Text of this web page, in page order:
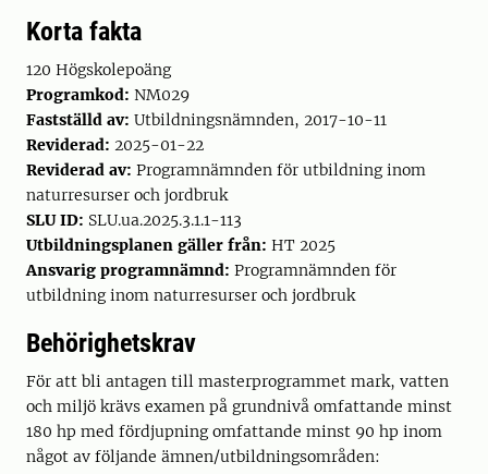
Korta fakta
120 Högskolepoäng
Programkod: NM029
Fastställd av: Utbildningsnämnden, 2017-10-11
Reviderad: 2025-01-22
Reviderad av: Programnämnden för utbildning inom
naturresurser och jordbruk
SLU ID: SLU.ua.2025.3.1.1-113
Utbildningsplanen gäller från: HT 2025
Ansvarig programnämnd: Programnämnden för
utbildning inom naturresurser och jordbruk
Behörighetskrav
För att bli antagen till masterprogrammet mark, vatten
och miljö krävs examen på grundnivå omfattande minst
180 hp med fördjupning omfattande minst 90 hp inom
något av följande ämnen/utbildningsområden: